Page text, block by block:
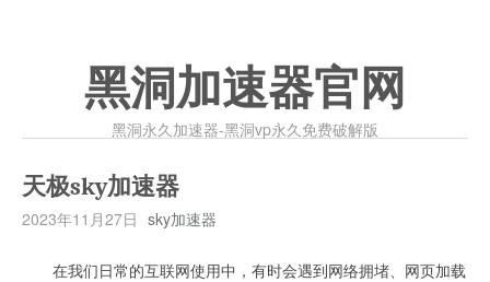
黑洞加速器官网
黑洞永久加速器-黑洞vp永久免费破解版
天极sky加速器
2023年11月27日 sky加速器
在我们日常的互联网使用中，有时会遇到网络拥堵、网页加载